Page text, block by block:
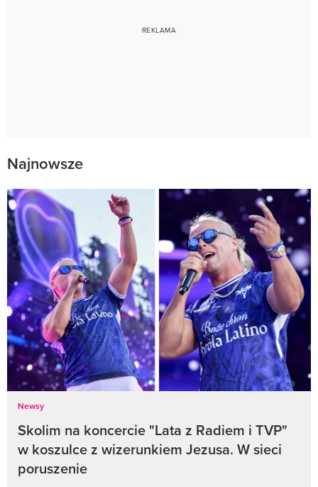
Najnowsze
Newsy
Skolim na koncercie "Lata z Radiem i TVP"
w koszulce z wizerunkiem Jezusa. W sieci
poruszenie